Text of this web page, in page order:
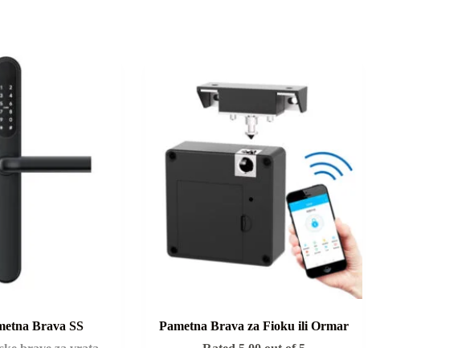
Brava SS
Pametna Brava za Fioku ili Ormar